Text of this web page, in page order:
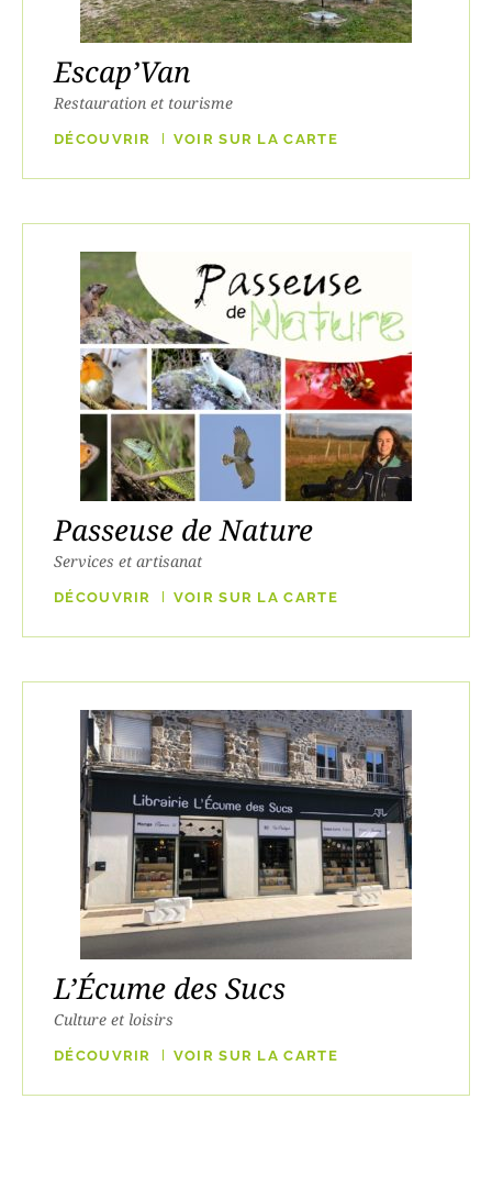
Escap’Van
Restauration et tourisme
DÉCOUVRIR VOIR SUR LA CARTE
Passeuse de Nature
Services et artisanat
DÉCOUVRIR VOIR SUR LA CARTE
L’Écume des Sucs
Culture et loisirs
DÉCOUVRIR VOIR SUR LA CARTE